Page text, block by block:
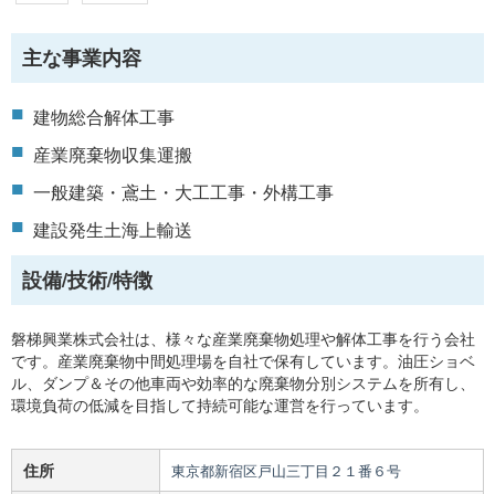
主な事業内容
建物総合解体工事
産業廃棄物収集運搬
一般建築・鳶土・大工工事・外構工事
建設発生土海上輸送
設備/技術/特徴
磐梯興業株式会社は、様々な産業廃棄物処理や解体工事を行う会社
です。産業廃棄物中間処理場を自社で保有しています。油圧ショベ
ル、ダンプ＆その他車両や効率的な廃棄物分別システムを所有し、
環境負荷の低減を目指して持続可能な運営を行っています。
住所 東京都新宿区戸山三丁目２１番６号